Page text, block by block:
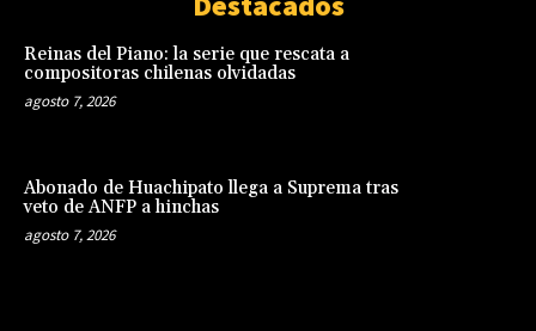
Reinas del Piano: la serie que rescata a
compositoras chilenas olvidadas
agosto 7, 2026
Abonado de Huachipato llega a Suprema tras
veto de ANFP a hinchas
agosto 7, 2026